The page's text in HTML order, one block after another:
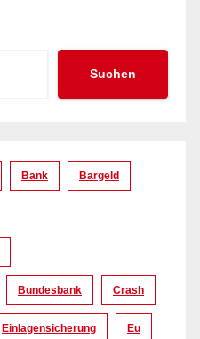
Suchen
Bank Bargeld
Bundesbank Crash
Einlagensicherung Eu